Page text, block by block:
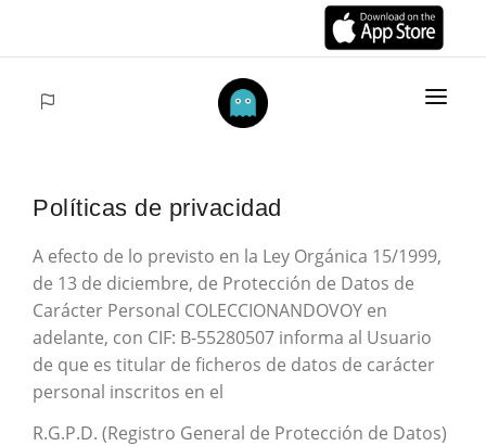
ARTÍCULOS
COLECCIONES
VENTAS
ACCEDER
Políticas de privacidad
A efecto de lo previsto en la Ley Orgánica 15/1999,
de 13 de diciembre, de Protección de Datos de
Carácter Personal COLECCIONANDOVOY en
adelante, con CIF: B-55280507 informa al Usuario
de que es titular de ficheros de datos de carácter
personal inscritos en el
R.G.P.D. (Registro General de Protección de Datos)